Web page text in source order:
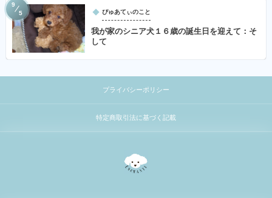
ぴゅあてぃのこと
我が家のシニア犬１６歳の誕生日を迎えて：そ
して
9
5
プライバシーポリシー
特定商取引法に基づく記載